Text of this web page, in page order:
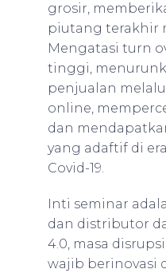
grosir,
piutang terakhir
Mengatasi turn
tinggi,
penjualan
online,
dan
yang adaftif di
Covid-19.
Inti seminar
dan distributor
4.0, masa
wajib berinovasi